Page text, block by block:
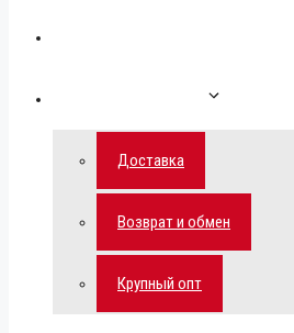
Доставка
Возврат и обмен
Крупный опт